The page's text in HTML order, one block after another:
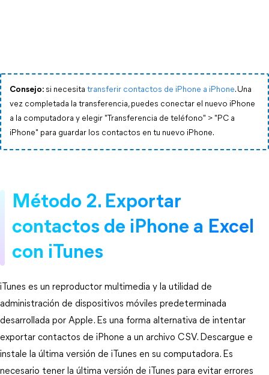
Consejo: si necesita transferir contactos de iPhone a iPhone. Una
vez completada la transferencia, puedes conectar el nuevo iPhone
a la computadora y elegir "Transferencia de teléfono" > "PC a
iPhone" para guardar los contactos en tu nuevo iPhone.
Método 2. Exportar
contactos de iPhone a Excel
con iTunes
iTunes es un reproductor multimedia y la utilidad de
administración de dispositivos móviles predeterminada
desarrollada por Apple. Es una forma alternativa de intentar
exportar contactos de iPhone a un archivo CSV. Descargue e
instale la última versión de iTunes en su computadora. Es
necesario tener la última versión de iTunes para evitar errores